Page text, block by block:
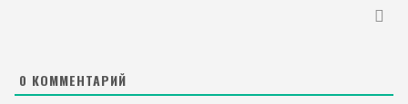
0 КОММЕНТАРИЙ